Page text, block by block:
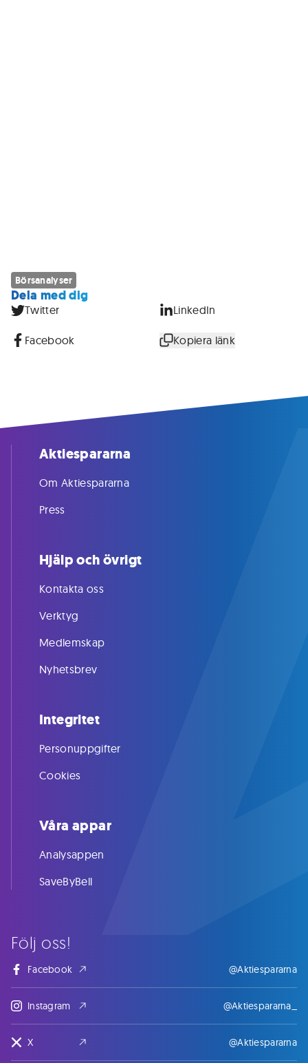
Börsanalyser
Dela med dig
Twitter LinkedIn
Facebook Kopiera länk
Följ oss!
Facebook @Aktiespararna
Instagram @Aktiespararna_
X @Aktiespararna
Aktiespararna
Om Aktiespararna
Press
Hjälp och övrigt
Kontakta oss
Verktyg
Medlemskap
Nyhetsbrev
Integritet
Personuppgifter
Cookies
Våra appar
Analysappen
SaveByBell